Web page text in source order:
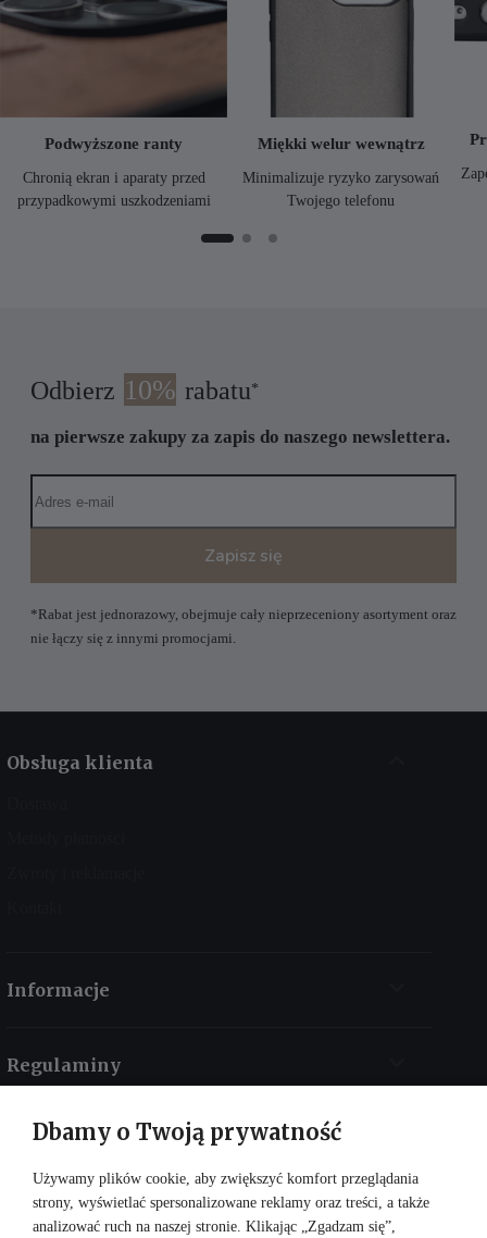
Podwyższone ranty
Chronią ekran i aparaty przed
przypadkowymi uszkodzeniami
Miękki welur wewnątrz
Minimalizuje ryzyko zarysowań
Twojego telefonu
Odbierz 10% rabatu*
na pierwsze zakupy za zapis do naszego newslettera.
Zapisz się
*Rabat jest jednorazowy, obejmuje cały nieprzeceniony asortyment oraz
nie łączy się z innymi promocjami.
Obsługa klienta
Informacje
Regulaminy
Kontakt
Dbamy o Twoją prywatność
Używamy plików cookie, aby zwiększyć komfort przeglądania
strony, wyświetlać spersonalizowane reklamy oraz treści, a także
analizować ruch na naszej stronie. Klikając „Zgadzam się”,